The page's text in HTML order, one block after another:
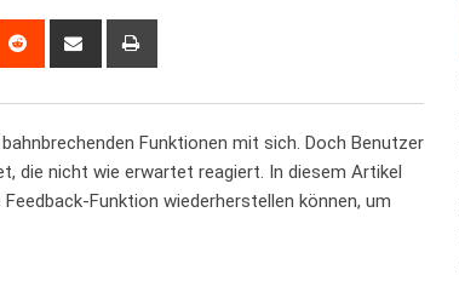
Reddit
Share
Funktionen​ mit sich. Doch Benutzer
die ‍nicht wie erwartet reagiert. In diesem Artikel
Funktion wiederherstellen können, um